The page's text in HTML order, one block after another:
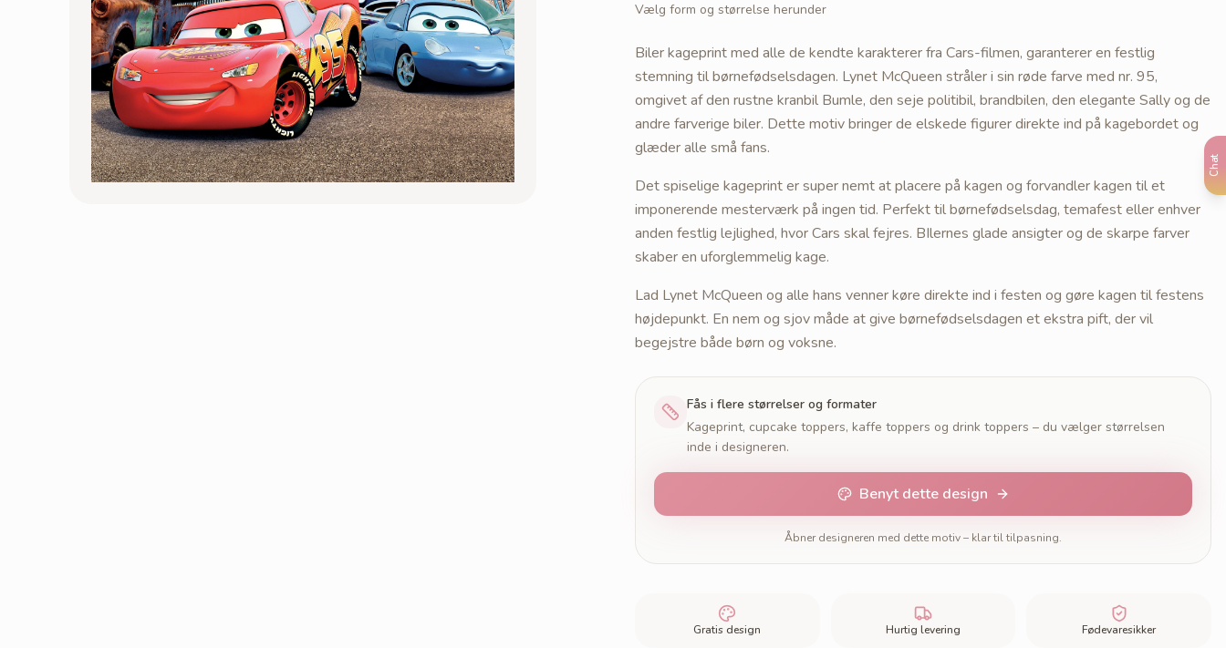
Chat
Vælg form og størrelse herunder
Biler kageprint med alle de kendte karakterer fra Cars-filmen, garanterer en festlig
stemning til børnefødselsdagen. Lynet McQueen stråler i sin røde farve med nr. 95,
omgivet af den rustne kranbil Bumle, den seje politibil, brandbilen, den elegante Sally og de
andre farverige biler. Dette motiv bringer de elskede figurer direkte ind på kagebordet og
glæder alle små fans.
Det spiselige kageprint er super nemt at placere på kagen og forvandler kagen til et
imponerende mesterværk på ingen tid. Perfekt til børnefødselsdag, temafest eller enhver
anden festlig lejlighed, hvor Cars skal fejres. BIlernes glade ansigter og de skarpe farver
skaber en uforglemmelig kage.
Lad Lynet McQueen og alle hans venner køre direkte ind i festen og gøre kagen til festens
højdepunkt. En nem og sjov måde at give børnefødselsdagen et ekstra pift, der vil
begejstre både børn og voksne.
Fås i flere størrelser og formater
Kageprint, cupcake toppers, kaffe toppers og drink toppers – du vælger størrelsen
inde i designeren.
Benyt dette design
Åbner designeren med dette motiv – klar til tilpasning.
Gratis design Hurtig levering Fødevaresikker